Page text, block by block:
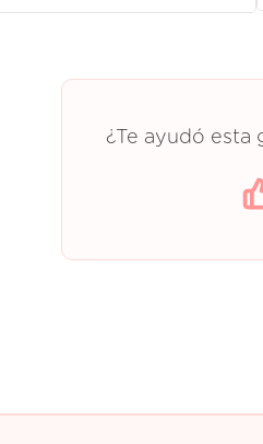
¿Te ayudó esta